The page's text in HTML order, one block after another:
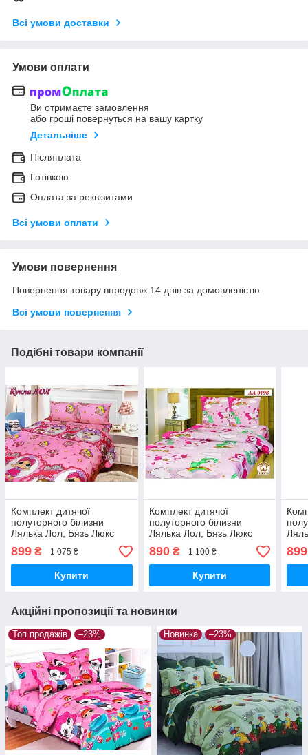
Всі умови доставки
Умови оплати
Ви отримаєте замовлення
або гроші повернуться на вашу картку
Детальніше
Післяплата
Готівкою
Оплата за реквізитами
Всі умови оплати
Умови повернення
Повернення товару впродовж 14 днів за домовленістю
Всі умови повернення
Подібні товари компанії
Комплект дитячої
полуторного білизни
Лялька Лол, Бязь Люкс
899 ₴ 1 075 ₴
Купити
Комплект дитячої
полуторного білизни
Лялька Лол, Бязь Люкс
890₴ 1 100 ₴
Купити
899
Акційні пропозиції та новинки
Топ продажів –23% Новинка –23%